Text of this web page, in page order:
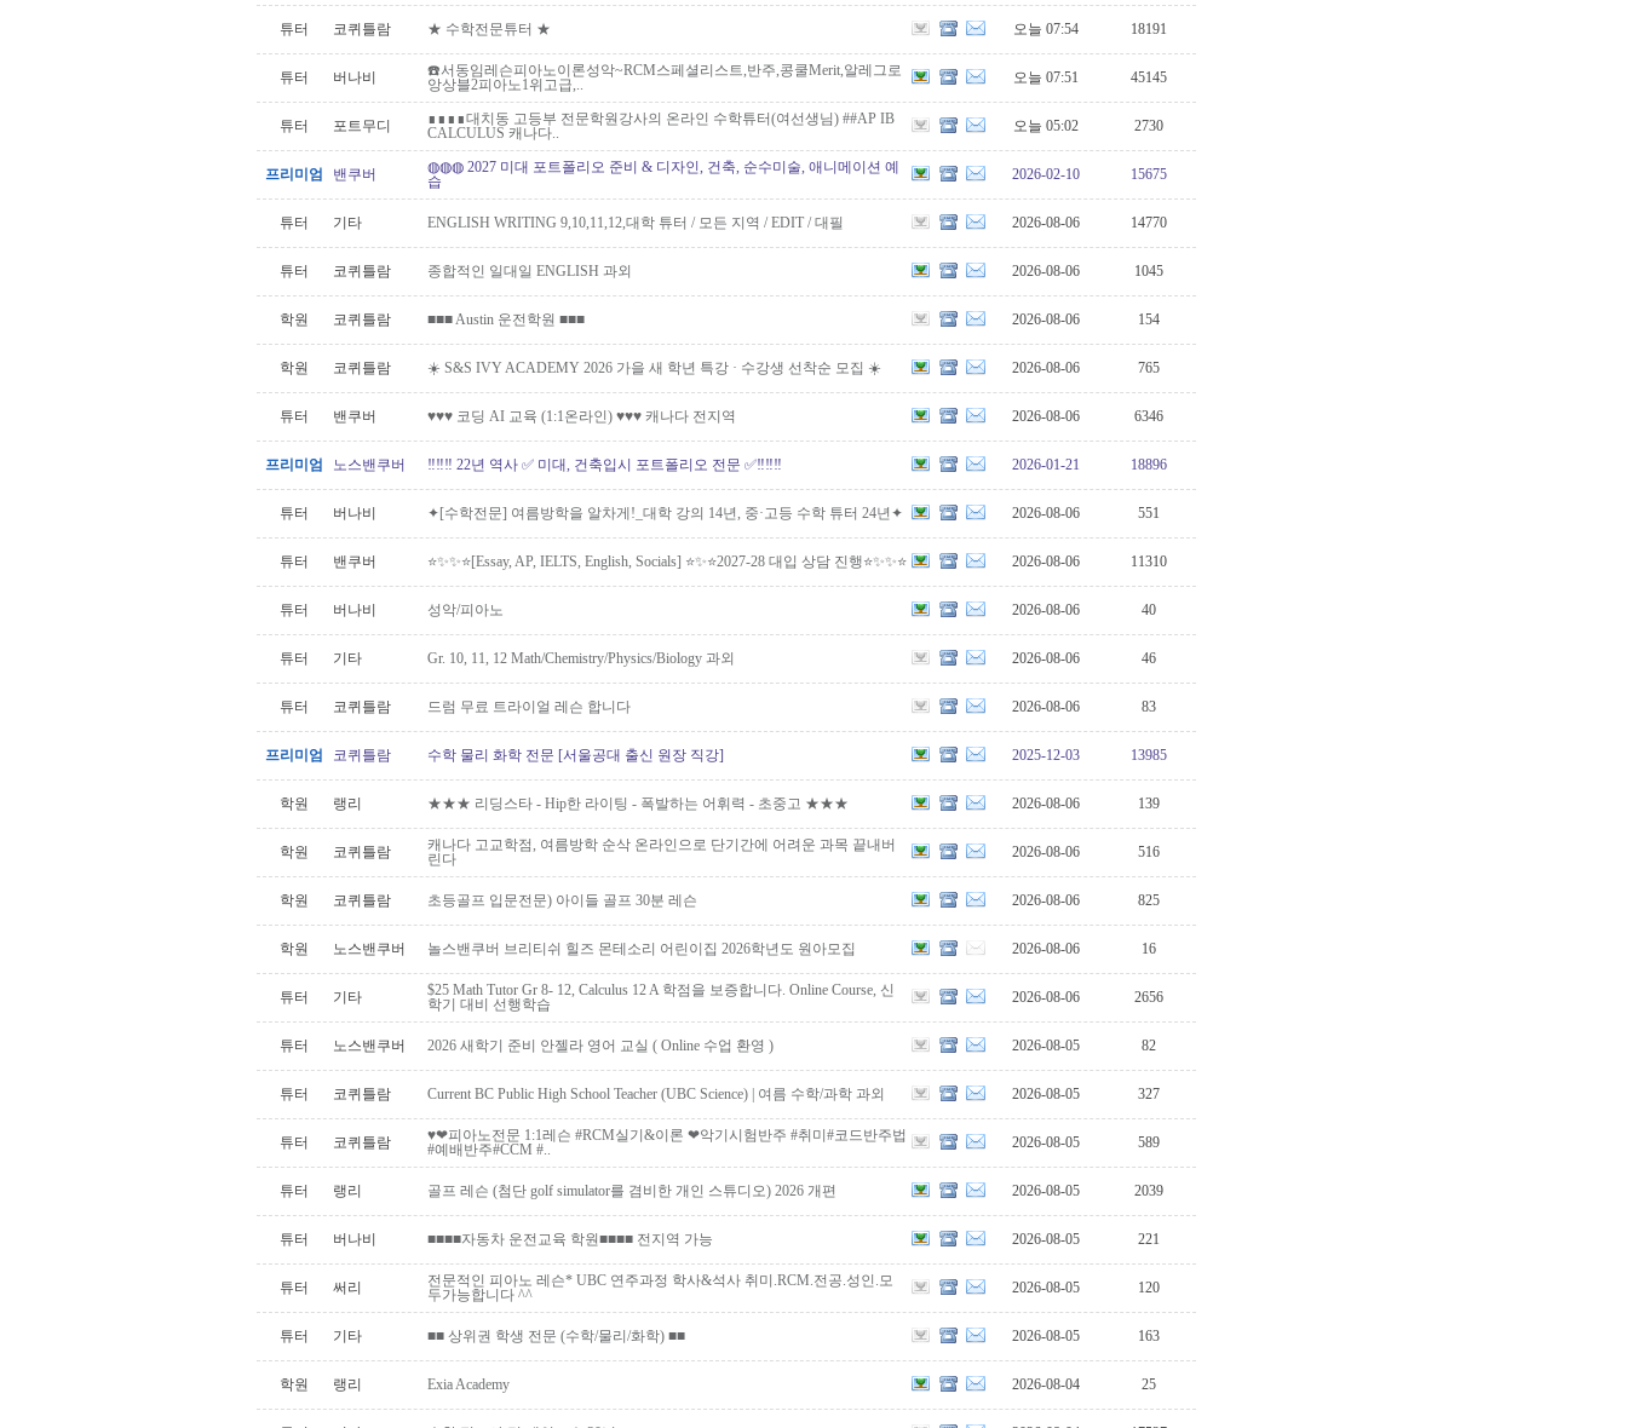
튜터 코퀴틀람 ★ 수학전문튜터 ★ 오늘 07:54 18191
튜터 버나비
☎️서동임레슨피아노이론성악~RCM스페셜리스트,반주,콩쿨Merit,알레그로
앙상블2피아노1위고급,..
오늘 07:51 45145
튜터 포트무디
∎∎∎∎대치동 고등부 전문학원강사의 온라인 수학튜터(여선생님) ##AP IB
CALCULUS 캐나다..
오늘 05:02 2730
프리미엄 밴쿠버
◍◍◍ 2027 미대 포트폴리오 준비 & 디자인, 건축, 순수미술, 애니메이션 예
습
2026-02-10 15675
튜터 기타 ENGLISH WRITING 9,10,11,12,대학 튜터 / 모든 지역 / EDIT / 대필 2026-08-06 14770
튜터 코퀴틀람 종합적인 일대일 ENGLISH 과외 2026-08-06 1045
학원 코퀴틀람 ■■■ Austin 운전학원 ■■■ 2026-08-06 154
학원 코퀴틀람 ☀️ S&S IVY ACADEMY 2026 가을 새 학년 특강 · 수강생 선착순 모집 ☀️ 2026-08-06 765
튜터 밴쿠버 ♥♥♥ 코딩 AI 교육 (1:1온라인) ♥♥♥ 캐나다 전지역 2026-08-06 6346
프리미엄 노스밴쿠버 ‼️‼️‼️ 22년 역사 ✅ 미대, 건축입시 포트폴리오 전문 ✅‼️‼️‼️ 2026-01-21 18896
튜터 버나비 ✦[수학전문] 여름방학을 알차게!_대학 강의 14년, 중·고등 수학 튜터 24년✦ 2026-08-06 551
튜터 밴쿠버 ⭐️✨✨⭐️[Essay, AP, IELTS, English, Socials] ⭐️✨⭐️2027-28 대입 상담 진행⭐️✨✨⭐️ 2026-08-06 11310
튜터 버나비 성악/피아노 2026-08-06 40
튜터 기타 Gr. 10, 11, 12 Math/Chemistry/Physics/Biology 과외 2026-08-06 46
튜터 코퀴틀람 드럼 무료 트라이얼 레슨 합니다 2026-08-06 83
프리미엄 코퀴틀람 수학 물리 화학 전문 [서울공대 출신 원장 직강] 2025-12-03 13985
학원 랭리 ★★★ 리딩스타 - Hip한 라이팅 - 폭발하는 어휘력 - 초중고 ★★★ 2026-08-06 139
학원 코퀴틀람
캐나다 고교학점, 여름방학 순삭 온라인으로 단기간에 어려운 과목 끝내버
린다
2026-08-06 516
학원 코퀴틀람 초등골프 입문전문) 아이들 골프 30분 레슨 2026-08-06 825
학원 노스밴쿠버 놀스밴쿠버 브리티쉬 힐즈 몬테소리 어린이집 2026학년도 원아모집 2026-08-06 16
튜터 기타
$25 Math Tutor Gr 8- 12, Calculus 12 A 학점을 보증합니다. Online Course, 신
학기 대비 선행학습
2026-08-06 2656
튜터 노스밴쿠버 2026 새학기 준비 안젤라 영어 교실 ( Online 수업 환영 ) 2026-08-05 82
튜터 코퀴틀람 Current BC Public High School Teacher (UBC Science) | 여름 수학/과학 과외 2026-08-05 327
튜터 코퀴틀람
♥️❤피아노전문 1:1레슨 #RCM실기&이론 ❤악기시험반주 #취미#코드반주법
#예배반주#CCM #..
2026-08-05 589
튜터 랭리 골프 레슨 (첨단 golf simulator를 겸비한 개인 스튜디오) 2026 개편 2026-08-05 2039
튜터 버나비 ■■■■자동차 운전교육 학원■■■■ 전지역 가능 2026-08-05 221
튜터 써리
전문적인 피아노 레슨* UBC 연주과정 학사&석사 취미.RCM.전공.성인.모
두가능합니다 ^^
2026-08-05 120
튜터 기타 ■■ 상위권 학생 전문 (수학/물리/화학) ■■ 2026-08-05 163
학원 랭리 Exia Academy 2026-08-04 25